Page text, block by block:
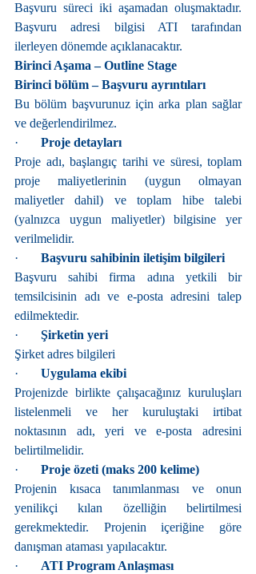
Başvuru süreci iki aşamadan oluşmaktadır.
Başvuru adresi bilgisi ATI tarafından
ilerleyen dönemde açıklanacaktır.
Birinci Aşama – Outline Stage
Birinci bölüm – Başvuru ayrıntıları
Bu bölüm başvurunuz için arka plan sağlar
ve değerlendirilmez.
· Proje detayları
Proje adı, başlangıç tarihi ve süresi, toplam
proje maliyetlerinin (uygun olmayan
maliyetler dahil) ve toplam hibe talebi
(yalnızca uygun maliyetler) bilgisine yer
verilmelidir.
· Başvuru sahibinin iletişim bilgileri
Başvuru sahibi firma adına yetkili bir
temsilcisinin adı ve e-posta adresini talep
edilmektedir.
· Şirketin yeri
Şirket adres bilgileri
· Uygulama ekibi
Projenizde birlikte çalışacağınız kuruluşları
listelenmeli ve her kuruluştaki irtibat
noktasının adı, yeri ve e-posta adresini
belirtilmelidir.
· Proje özeti (maks 200 kelime)
Projenin kısaca tanımlanması ve onun
yenilikçi kılan özelliğin belirtilmesi
gerekmektedir. Projenin içeriğine göre
danışman ataması yapılacaktır.
· ATI Program Anlaşması